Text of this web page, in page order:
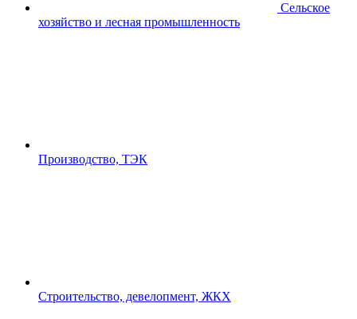
Сельское
хозяйство и лесная промышленность
Производство, ТЭК
Строительство, девелопмент, ЖКХ